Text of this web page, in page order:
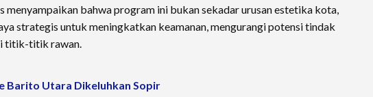
menyampaikan bahwa program ini bukan sekadar urusan estetika kota,
strategis untuk ​meningkatkan keamanan, mengurangi potensi tindak
titik-titik rawan.
Barito Utara Dikeluhkan Sopir